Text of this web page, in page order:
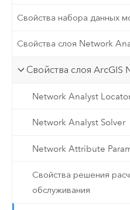
Свойства набора данных
Свойства слоя Network
Свойства слоя ArcGIS
Network Analyst
Network Analyst Solver
Network Attribute
Свойства решения
обслуживания